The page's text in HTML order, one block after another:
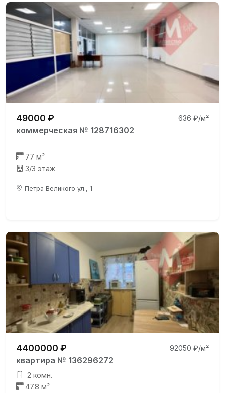
49000 ₽ 636 ₽/м²
коммерческая № 128716302
77 м²
3/3 этаж
Петра Великого ул., 1
4400000 ₽ 92050 ₽/м²
квартира № 136296272
2 комн.
47.8 м²